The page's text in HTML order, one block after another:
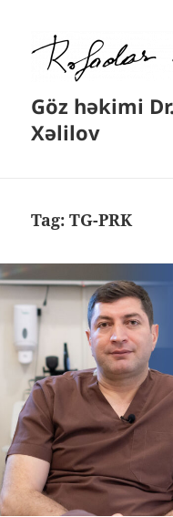
Göz həkimi
Xəlilov
Tag:TG-PRK